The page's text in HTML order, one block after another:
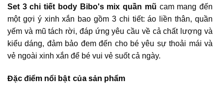
Set 3 chi tiết body Bibo's mix quần mũ cam mang đến
một gợi ý xinh xắn bao gồm 3 chi tiết: áo liền thân, quần
yếm và mũ tách rời, đáp ứng yêu cầu về cả chất lượng và
kiểu dáng, đảm bảo đem đến cho bé yêu sự thoải mái và
vẻ ngoài xinh xắn để bé vui vẻ suốt cả ngày.
Đặc điểm nổi bật của sản phẩm